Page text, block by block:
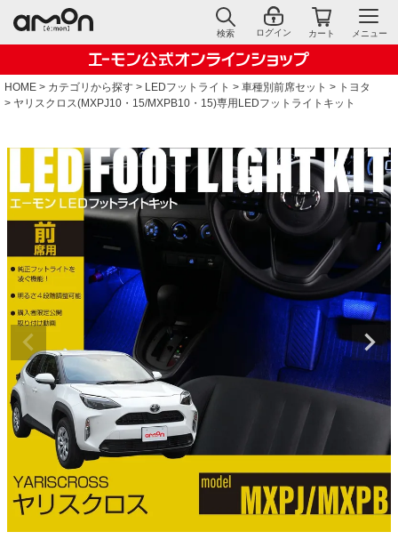
検索 ログイン カート メニュー
HOME カテゴリから探す LEDフットライト 車種別前席セット
トヨタ
ヤリスクロス(MXPJ10・15/MXPB10・15)専用LEDフットライトキット